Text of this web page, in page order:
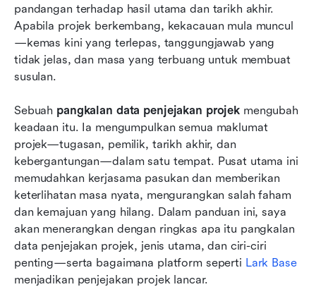
pandangan terhadap hasil utama dan tarikh akhir.
Apabila projek berkembang, kekacauan mula muncul
—kemas kini yang terlepas, tanggungjawab yang
tidak jelas, dan masa yang terbuang untuk membuat
susulan.
Sebuah pangkalan data penjejakan projek mengubah
keadaan itu. Ia mengumpulkan semua maklumat
projek—tugasan, pemilik, tarikh akhir, dan
kebergantungan—dalam satu tempat. Pusat utama ini
memudahkan kerjasama pasukan dan memberikan
keterlihatan masa nyata, mengurangkan salah faham
dan kemajuan yang hilang. Dalam panduan ini, saya
akan menerangkan dengan ringkas apa itu pangkalan
data penjejakan projek, jenis utama, dan ciri-ciri
penting—serta bagaimana platform seperti Lark Base
menjadikan penjejakan projek lancar.
Cara mencipta pangkalan data penjejakan
projek
Kesimpulan
Bacaan berkaitan